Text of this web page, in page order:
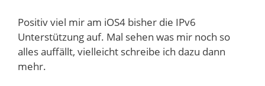
Positiv viel mir am iOS4 bisher die IPv6
Unterstützung auf. Mal sehen was mir noch so
alles auffällt, vielleicht schreibe ich dazu dann
mehr.